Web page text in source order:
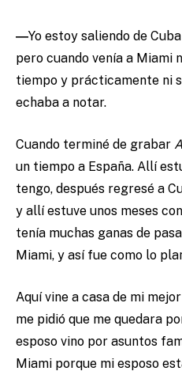
―Yo estoy saliendo de
pero cuando venía a Miami
tiempo y prácticamente ni
echaba a notar.
Cuando terminé de grabar
un tiempo a España. Allí
tengo, después regresé a
y allí estuve unos meses
tenía muchas ganas de
Miami, y así fue como lo
Aquí vine a casa de mi
me pidió que me quedara
esposo vino por asuntos
Miami porque mi esposo